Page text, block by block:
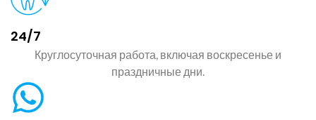
24/7
Круглосуточная работа, включая воскресенье и
праздничные дни.